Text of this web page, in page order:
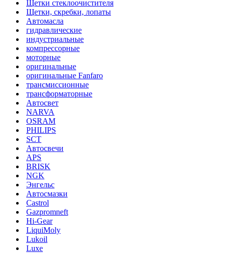
Щетки стеклоочистителя
Щетки, скребки, лопаты
Автомасла
гидравлические
индустриальные
компрессорные
моторные
оригинальные
оригинальные Fanfaro
трансмиссионные
трансформаторные
Автосвет
NARVA
OSRAM
PHILIPS
SCT
Автосвечи
APS
BRISK
NGK
Энгельс
Автосмазки
Castrol
Gazpromneft
Hi-Gear
LiquiMoly
Lukoil
Luxe